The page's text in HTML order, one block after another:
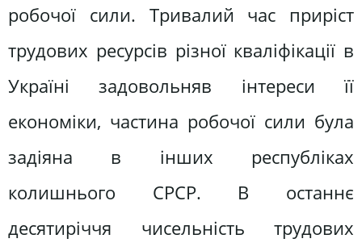
робочої сили. Тривалий час приріст
трудових ресурсів різної кваліфікації в
Україні задовольняв інтереси її
економіки, частина робочої сили була
задіяна в інших республіках
колишнього СРСР. В останнє
десятиріччя чисельність трудових